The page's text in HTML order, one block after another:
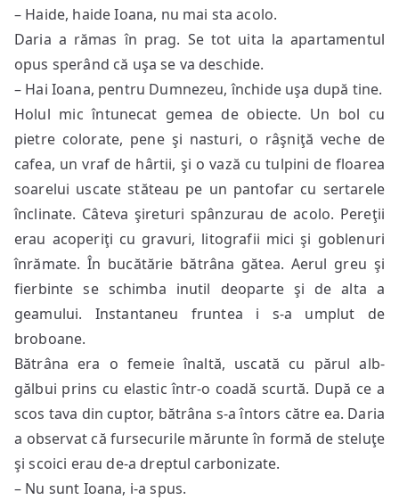
– Haide, haide Ioana, nu mai sta acolo.
Daria a rămas în prag. Se tot uita la apartamentul
opus sperând că uşa se va deschide.
– Hai Ioana, pentru Dumnezeu, închide uşa după tine.
Holul mic întunecat gemea de obiecte. Un bol cu
pietre colorate, pene şi nasturi, o râşniţă veche de
cafea, un vraf de hârtii, şi o vază cu tulpini de floarea
soarelui uscate stăteau pe un pantofar cu sertarele
înclinate. Câteva şireturi spânzurau de acolo. Pereţii
erau acoperiţi cu gravuri, litografii mici şi goblenuri
înrămate. În bucătărie bătrâna gătea. Aerul greu şi
fierbinte se schimba inutil deoparte şi de alta a
geamului. Instantaneu fruntea i s-a umplut de
broboane.
Bătrâna era o femeie înaltă, uscată cu părul alb-
gălbui prins cu elastic într-o coadă scurtă. După ce a
scos tava din cuptor, bătrâna s-a întors către ea. Daria
a observat că fursecurile mărunte în formă de steluţe
şi scoici erau de-a dreptul carbonizate.
– Nu sunt Ioana, i-a spus.